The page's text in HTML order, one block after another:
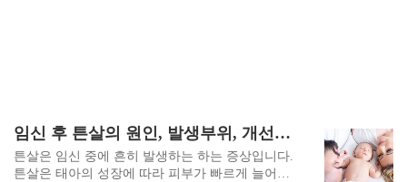
임신 후 튼살의 원인, 발생부위, 개선방안
튼살은 임신 중에 흔히 발생하는 하는 증상입니다.
튼살은 태아의 성장에 따라 피부가 빠르게 늘어나